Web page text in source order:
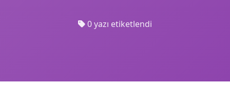
0 yazı etiketlendi